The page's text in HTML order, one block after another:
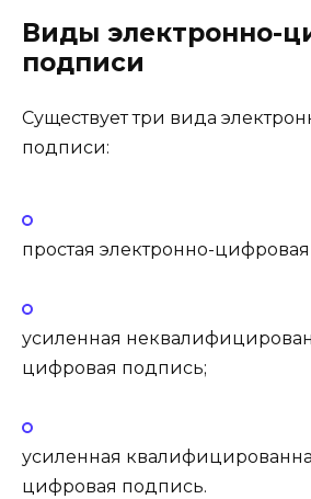
Виды электронно-
подписи
Существует три вида
подписи:
простая электронно-
усиленная
цифровая подпись;
усиленная
цифровая подпись.